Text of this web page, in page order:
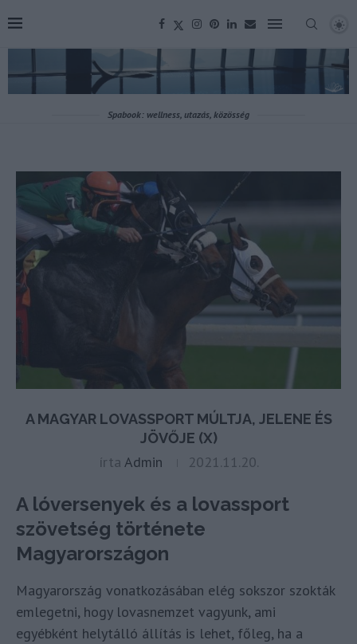
Spabook: wellness, utazás, közösség
A MAGYAR LOVASSPORT MÚLTJA, JELENE ÉS
JÖVŐJE (X)
írta Admin 2021.11.20.
A lóversenyek és a lovassport
szövetség története
Magyarországon
Magyarország vonatkozásában elég sokszor szokták
emlegetni, hogy lovasnemzet vagyunk, ami
egyébként helytálló állítás is lehet, főleg, ha a